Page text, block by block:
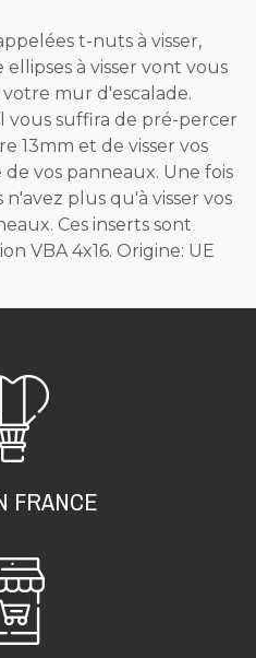
t-nuts à visser,
à visser vont vous
mur d'escalade.
vous suffira de pré-percer
13mm et de visser vos
vos panneaux. Une fois
plus qu'à visser vos
Ces inserts sont
VBA 4x16. Origine: UE
FRANCE